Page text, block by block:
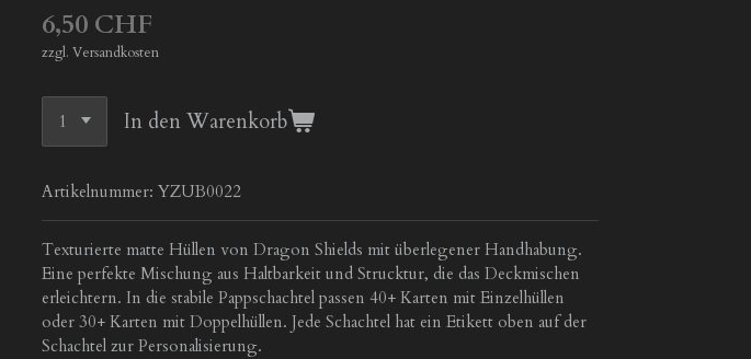
6,50 CHF
zzgl. Versandkosten
In den Warenkorb
Artikelnummer: YZUB0022
Texturierte matte Hüllen von Dragon Shields mit überlegener Handhabung.
Eine perfekte Mischung aus Haltbarkeit und Strucktur, die das Deckmischen
erleichtern. In die stabile Pappschachtel passen 40+ Karten mit Einzelhüllen
oder 30+ Karten mit Doppelhüllen. Jede Schachtel hat ein Etikett oben auf der
Schachtel zur Personalisierung.